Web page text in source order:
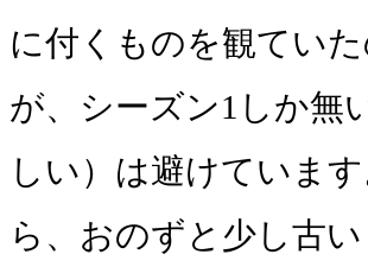
に付くものを観てい
が、シーズン1しか無
しい）は避けていま
ら、おのずと少し古